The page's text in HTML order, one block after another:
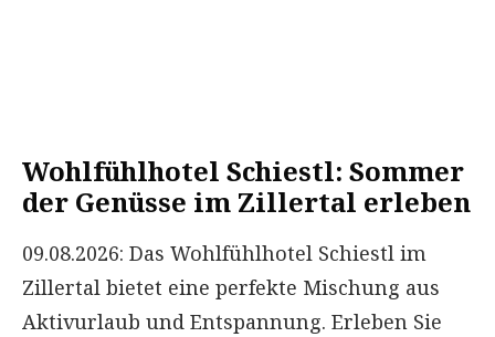
Wohlfühlhotel Schiestl: Sommer
der Genüsse im Zillertal erleben
09.08.2026: Das Wohlfühlhotel Schiestl im
Zillertal bietet eine perfekte Mischung aus
Aktivurlaub und Entspannung. Erleben Sie